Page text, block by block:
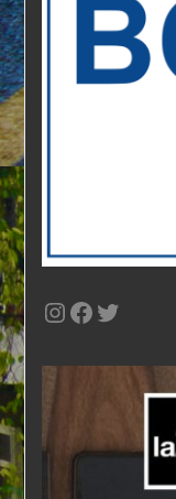
Instagram
Facebook
Twitter